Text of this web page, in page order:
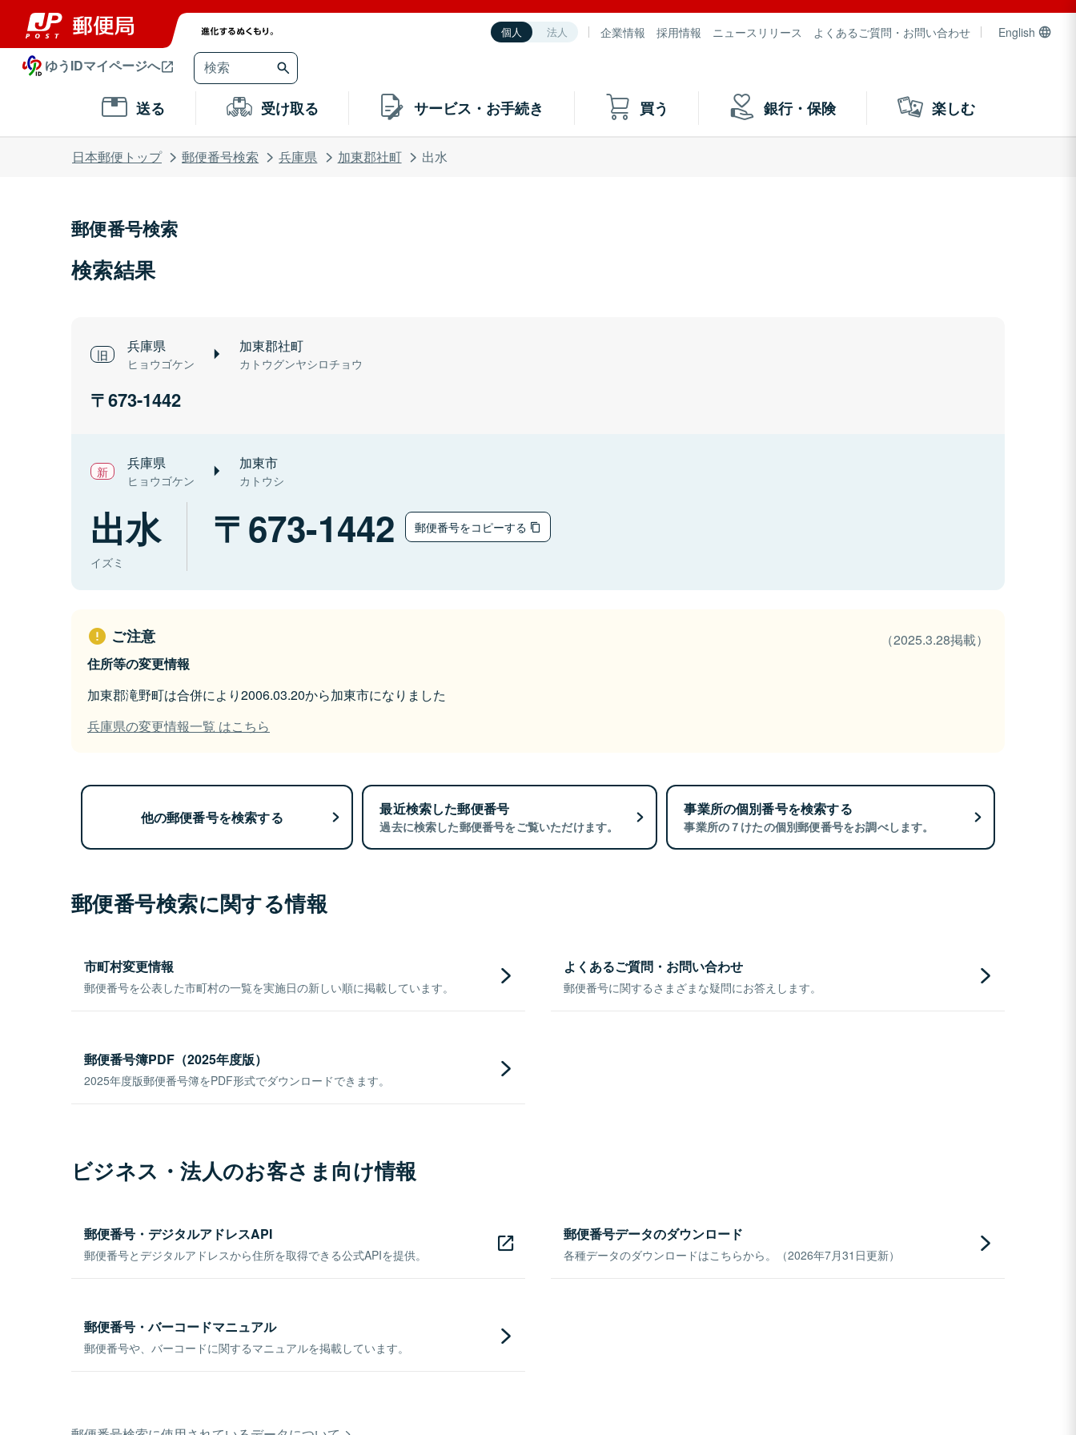
個人 法人 企業情報 採用情報 ニュースリリース よくあるご質問・お問い合わせ English
ゆうIDマイページへ
送る 受け取る サービス・お手続き 買う 銀行・保険 楽しむ
日本郵便トップ 郵便番号検索 兵庫県 加東郡社町 出水
郵便番号検索
検索結果
兵庫県
ヒョウゴケン
加東郡社町
カトウグンヤシロチョウ
673-1442
兵庫県
ヒョウゴケン
加東市
カトウシ
出水
イズミ
673-1442 郵便番号をコピーする
ご注意
（2025.3.28掲載）
住所等の変更情報
加東郡滝野町は合併により2006.03.20から加東市になりました
兵庫県の変更情報一覧 はこちら
他の郵便番号を検索する 最近検索した郵便番号
過去に検索した郵便番号をご覧いただけます。
事業所の個別番号を検索する
事業所の７けたの個別郵便番号をお調べします。
郵便番号検索に関する情報
市町村変更情報
郵便番号を公表した市町村の一覧を実施日の新しい順に掲載しています。
よくあるご質問・お問い合わせ
郵便番号に関するさまざまな疑問にお答えします。
郵便番号簿PDF（2025年度版）
2025年度版郵便番号簿をPDF形式でダウンロードできます。
ビジネス・法人のお客さま向け情報
郵便番号・デジタルアドレスAPI
郵便番号とデジタルアドレスから住所を取得できる公式APIを提供。
郵便番号データのダウンロード
各種データのダウンロードはこちらから。（2026年7月31日更新）
郵便番号・バーコードマニュアル
郵便番号や、バーコードに関するマニュアルを掲載しています。